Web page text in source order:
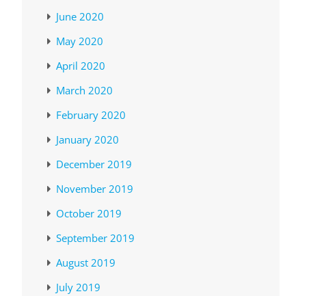
June 2020
May 2020
April 2020
March 2020
February 2020
January 2020
December 2019
November 2019
October 2019
September 2019
August 2019
July 2019